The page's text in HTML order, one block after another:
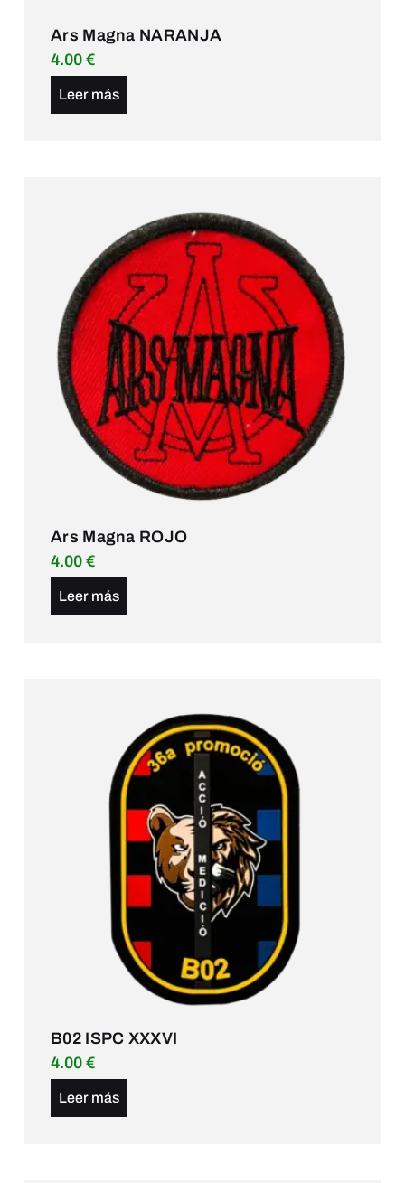
Ars Magna NARANJA
4.00 €
Leer más
Ars Magna ROJO
4.00 €
Leer más
B02 ISPC XXXVI
4.00 €
Leer más